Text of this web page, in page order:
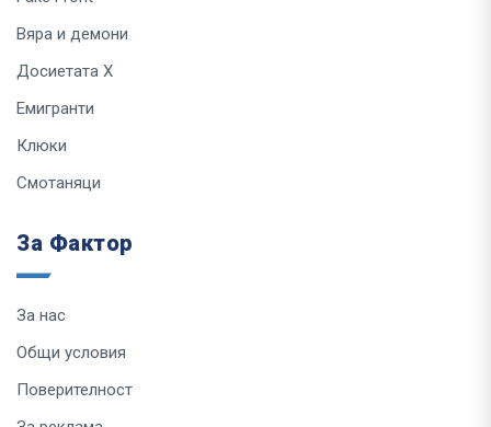
Вяра и демони
Досиетата Х
Емигранти
Клюки
Смотаняци
За Фактор
За нас
Общи условия
Поверителност